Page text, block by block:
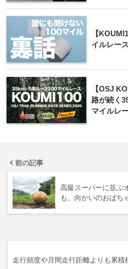
【
イルレー
【OSJ
路が続く
マイルレ
前の記事
高級スーパーに並ぶ
も、向かいのおばち
走行頻度や月間走行距離よりも累積